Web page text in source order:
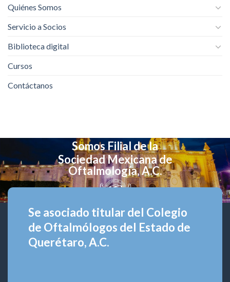
Quiénes Somos
Servicio a Socios
Biblioteca digital
Cursos
Contáctanos
Somos Filial de la
Sociedad Mexicana de
Oftalmología, A.C.
Se asociado titular del Colegio
de Oftalmólogos del Estado de
Querétaro, A.C.